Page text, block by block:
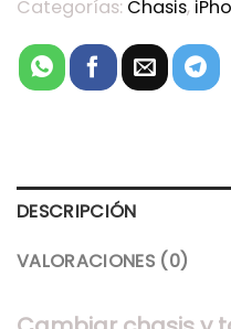
Categorías: Chasis,
DESCRIPCIÓN
VALORACIONES (0)